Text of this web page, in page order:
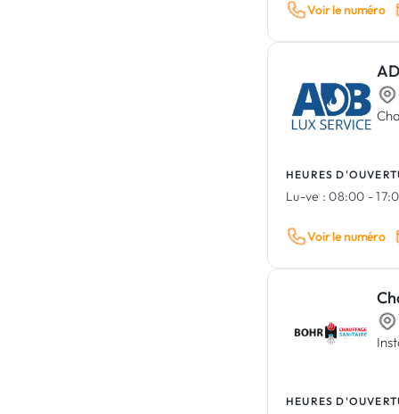
Voir le numéro
HEURES
Lu-ve : 08:00 -
Voir le numéro
HEURES